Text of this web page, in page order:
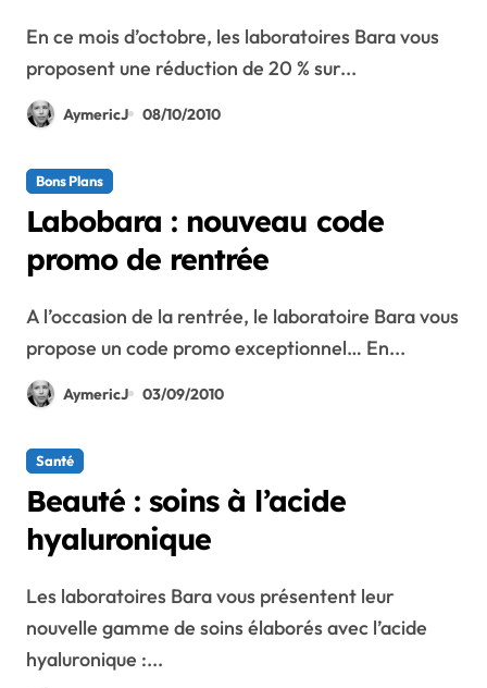
En ce mois d’octobre, les laboratoires Bara vous
proposent une réduction de 20 % sur...
AymericJ 08/10/2010
Bons Plans
Labobara : nouveau code
promo de rentrée
A l’occasion de la rentrée, le laboratoire Bara vous
propose un code promo exceptionnel… En...
AymericJ 03/09/2010
Santé
Beauté : soins à l’acide
hyaluronique
Les laboratoires Bara vous présentent leur
nouvelle gamme de soins élaborés avec l’acide
hyaluronique :...